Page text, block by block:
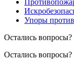
Упоры
Остались вопросы?
Остались вопросы?